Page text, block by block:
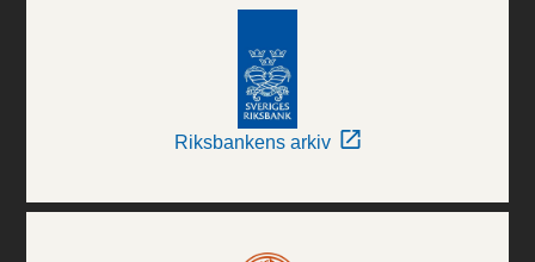
Riksbankens arkiv